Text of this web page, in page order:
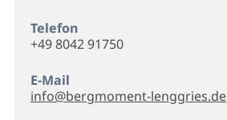
Telefon
+49 8042 91750
E-Mail
info@bergmoment-lenggries.de